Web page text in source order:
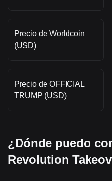
Precio de Worldcoin
(USD)
Precio de OFFICIAL
TRUMP (USD)
¿Dónde puedo
Revolution